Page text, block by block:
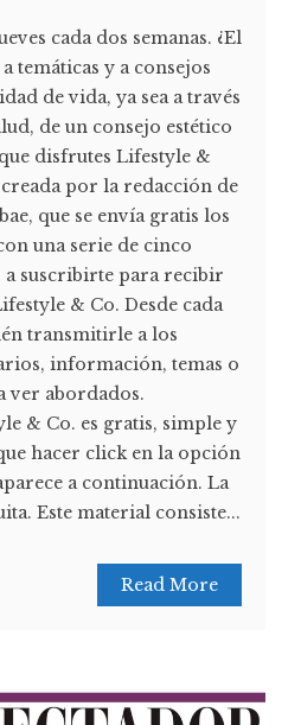
cada dos semanas. ¿El
temáticas y a consejos
de vida, ya sea a través
de un consejo estético
disfrutes Lifestyle &
por la redacción de
que se envía gratis los
una serie de cinco
a suscribirte para recibir
& Co. Desde cada
transmitirle a los
información, temas o
ver abordados.
& Co. es gratis, simple y
hacer click en la opción
a continuación. La
Este material consiste...
Read More